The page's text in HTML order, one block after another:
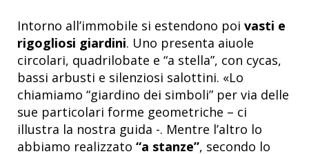
Intorno all’immobile si estendono poi vasti e
rigogliosi giardini. Uno presenta aiuole
circolari, quadrilobate e “a stella”, con cycas,
bassi arbusti e silenziosi salottini. «Lo
chiamiamo “giardino dei simboli” per via delle
sue particolari forme geometriche – ci
illustra la nostra guida -. Mentre l’altro lo
abbiamo realizzato “a stanze”, secondo lo